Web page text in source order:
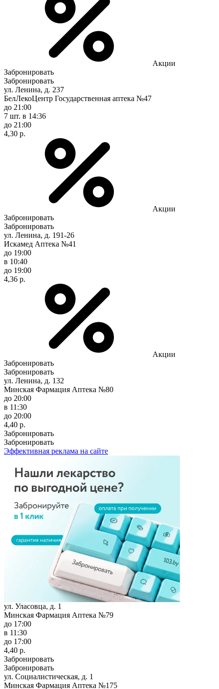
Акции
Забронировать
Забронировать
ул. Ленина, д. 237
БелЛекоЦентр Государственная аптека №47
до 21:00
7 шт. в 14:36
до 21:00
4,30 р.
Акции
Забронировать
Забронировать
ул. Ленина, д. 191-26
Искамед Аптека №41
до 19:00
в 10:40
до 19:00
4,36 р.
Акции
Забронировать
Забронировать
ул. Ленина, д. 132
Минская Фармация Аптека №80
до 20:00
в 11:30
до 20:00
4,40 р.
Забронировать
Забронировать
Эффективная реклама на сайте
ул. Уласовца, д. 1
Минская Фармация Аптека №79
до 17:00
в 11:30
до 17:00
4,40 р.
Забронировать
Забронировать
ул. Социалистическая, д. 1
Минская Фармация Аптека №175